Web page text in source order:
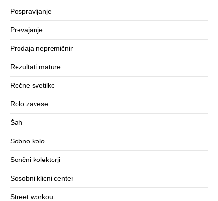
Pospravljanje
Prevajanje
Prodaja nepremičnin
Rezultati mature
Ročne svetilke
Rolo zavese
Šah
Sobno kolo
Sončni kolektorji
Sosobni klicni center
Street workout